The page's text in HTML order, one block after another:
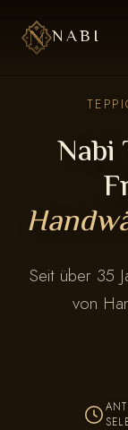
NABI
Nabi
Seit über 35
von